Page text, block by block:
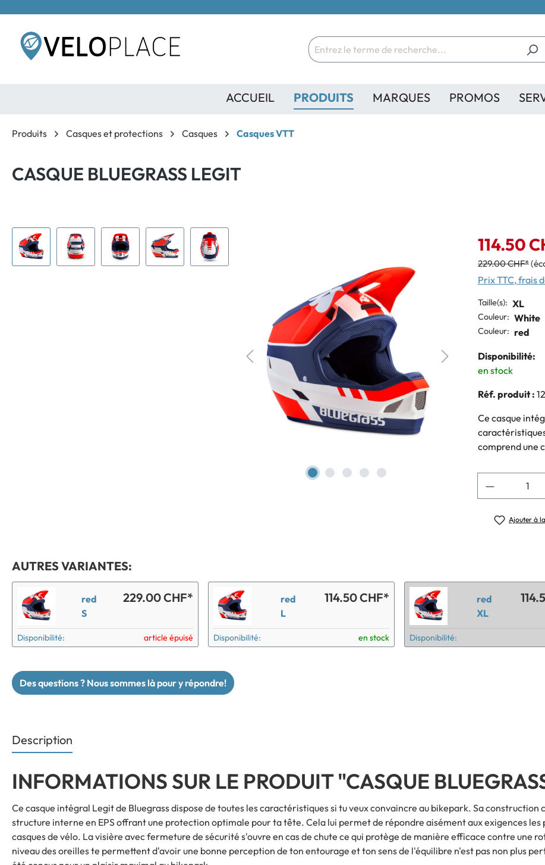
principal
ACCUEIL PRODUITS MARQUES PROMOS
Produits Casques et protections Casques Casques VTT
CASQUE BLUEGRASS LEGIT
114.50
229.00 CHF*
Prix TTC, frais
Taille(s): XL
Couleur: White
Couleur: red
Disponibilité:
en stock
Réf. produit :
Ce casque
comprend une
Ajouter à
AUTRES VARIANTES:
red
S
229.00 CHF*
Disponibilité: article épuisé
red
L
114.50 CHF*
Disponibilité: en stock
red
XL
Disponibilité:
Des questions ? Nous sommes là pour y répondre!
Description
INFORMATIONS SUR LE PRODUIT "CASQUE
Ce casque intégral Legit de Bluegrass dispose de toutes les caractéristiques si tu veux convaincre au bikepark. Sa
structure interne en EPS offrant une protection optimale pour ta tête. Cela lui permet de répondre aisément aux exigences
casques de vélo. La visière avec fermeture de sécurité s'ouvre en cas de chute ce qui protège de manière efficace contre une
niveau des oreilles te permettent d'avoir une bonne perception de ton entourage et ton sens de l'équilibre n'est pas non plus